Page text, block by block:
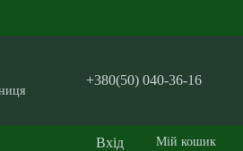
+380(50) 040-36-16
Вхід Мій кошик